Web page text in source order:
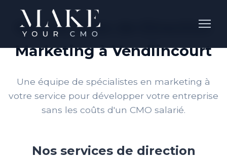
Nos Services de Direction
Marketing à Vendlincourt
Une équipe de spécialistes en marketing à
votre service pour développer votre entreprise
sans les coûts d'un CMO salarié.
Nos services de direction